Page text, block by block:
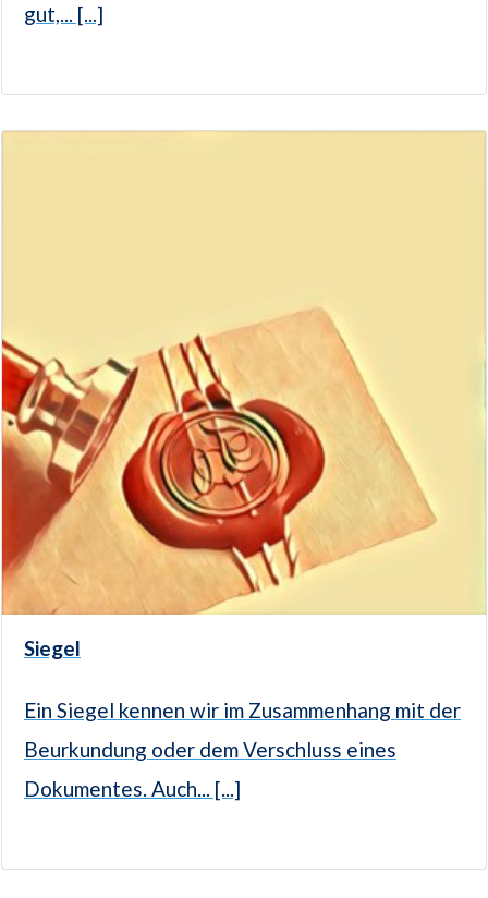
gut,... [...]
Siegel
Ein Siegel kennen wir im Zusammenhang mit der
Beurkundung oder dem Verschluss eines
Dokumentes. Auch... [...]